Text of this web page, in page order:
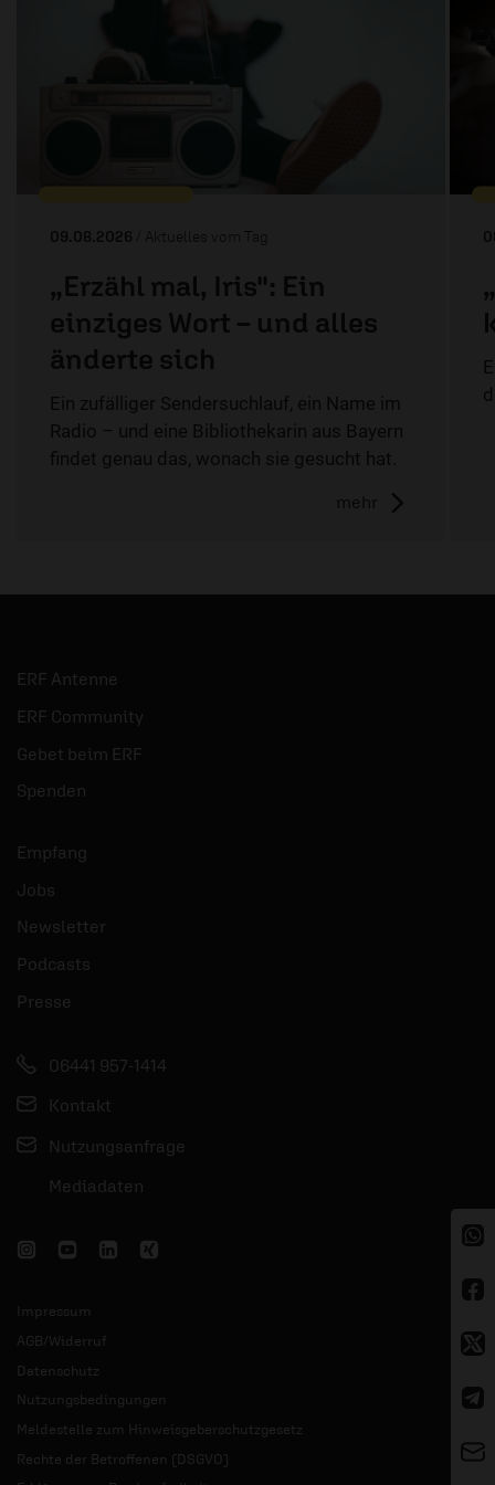
09.08.2026 / Aktuelles vom Tag
„Erzähl mal, Iris": Ein
einziges Wort – und alles
änderte sich
Ein zufälliger Sendersuchlauf, ein Name im
Radio – und eine Bibliothekarin aus Bayern
findet genau das, wonach sie gesucht hat.
mehr
ERF Antenne
ERF Community
Gebet beim ERF
Spenden
Empfang
Jobs
Newsletter
Podcasts
Presse
06441 957-1414
Kontakt
Nutzungsanfrage
Mediadaten
Impressum
AGB/Widerruf
Datenschutz
Nutzungsbedingungen
Meldestelle zum Hinweisgeberschutzgesetz
Rechte der Betroffenen (DSGVO)